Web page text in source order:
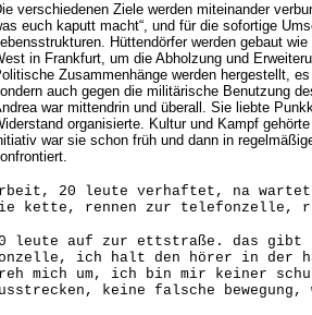
verschiedenen Ziele werden miteinander
euch kaputt macht“, und für die sofortige
Hüttendörfer werden gebaut
in Frankfurt, um die Abholzung und
Zusammenhänge werden hergestellt,
auch gegen die militärische Benutzung
war mittendrin und überall. Sie liebte
organisierte. Kultur und Kampf
war sie schon früh und dann in
20 leute verhaftet, na
kette, rennen zur telefonzelle,
leute auf zur ettstraße. das gibt
ich halt den hörer in der
mich um, ich bin mir keiner
keine falsche